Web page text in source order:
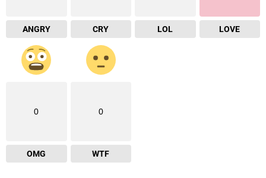
ANGRY CRY LOL LOVE
0
OMG
0
WTF